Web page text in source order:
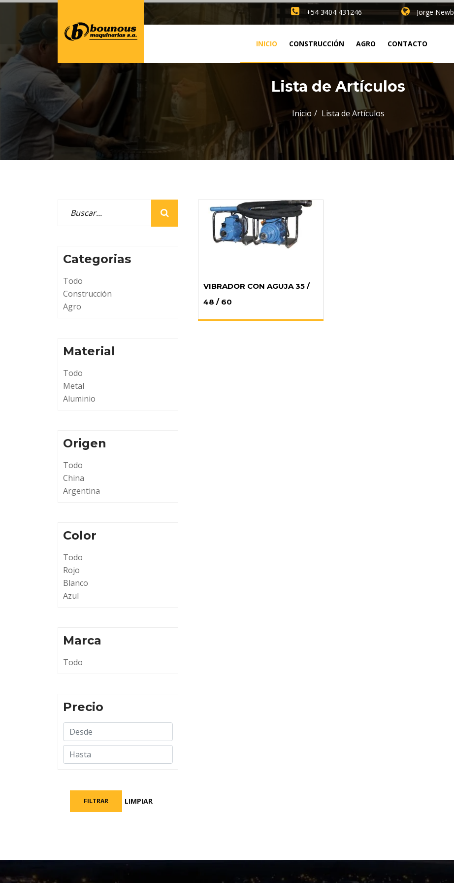
+54 3404 431246 Jorge
INICIO CONSTRUCCIÓN AGRO CONTACTO
Lista de Artículos
Inicio Lista de Artículos
Categorias
Todo
Construcción
Agro
Material
Todo
Metal
Aluminio
Origen
Todo
China
Argentina
Color
Todo
Rojo
Blanco
Azul
Marca
Todo
Precio
FILTRAR LIMPIAR
VIBRADOR CON AGUJA 35 /
48 / 60